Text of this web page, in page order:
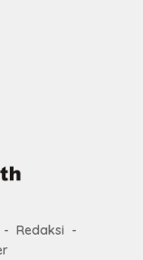
Redaksi